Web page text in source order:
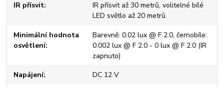
IR přísvit
IR přísvit až 30 metrů, volitelné bílé
LED světlo až 20 metrů
Minimální hodnota
osvětlení
Barevně: 0.02 lux @ F 2.0, černobíle:
0.002 lux @ F 2.0 - 0 lux @ F 2.0 (IR
zapnuto)
Napájení DC 12 V